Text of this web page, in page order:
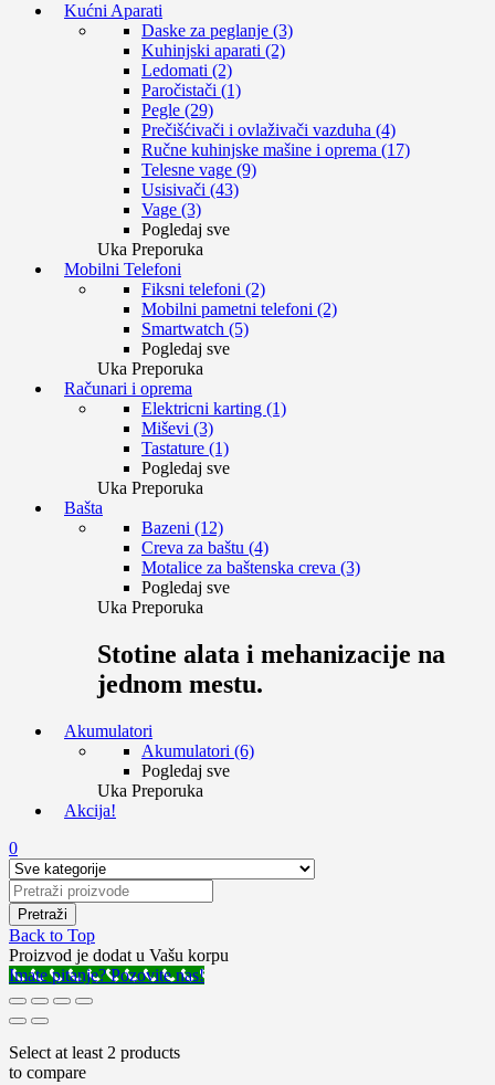
Kućni Aparati
Daske za peglanje (3)
Kuhinjski aparati (2)
Ledomati (2)
Paročistači (1)
Pegle (29)
Prečišćivači i ovlaživači vazduha (4)
Ručne kuhinjske mašine i oprema (17)
Telesne vage (9)
Usisivači (43)
Vage (3)
Pogledaj sve
Uka Preporuka
Mobilni Telefoni
Fiksni telefoni (2)
Mobilni pametni telefoni (2)
Smartwatch (5)
Pogledaj sve
Uka Preporuka
Računari i oprema
Elektricni karting (1)
Miševi (3)
Tastature (1)
Pogledaj sve
Uka Preporuka
Bašta
Bazeni (12)
Creva za baštu (4)
Motalice za baštenska creva (3)
Pogledaj sve
Uka Preporuka
Stotine alata i mehanizacije na
jednom mestu.
Akumulatori
Akumulatori (6)
Pogledaj sve
Uka Preporuka
Akcija!
0
Back to Top
Proizvod je dodat u Vašu korpu
Imate pitanje? Pozovite nas!
Select at least 2 products
to compare